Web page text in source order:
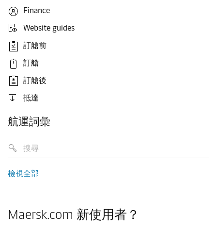
Finance
Website guides
訂艙前
訂艙
訂艙後
抵達
航運詞彙
檢視全部
Maersk.com 新使用者？